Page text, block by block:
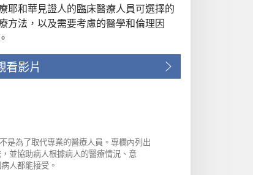
耶和華見證人的臨床醫療人員可選擇的
方法，以及需要考慮的醫學和倫理因
看影片
是為了取代專業的醫療人員。專欄内列出
並協助病人根據病人的醫療情況、意
人都能接受。